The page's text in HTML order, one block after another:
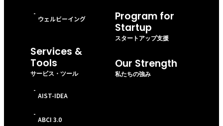
-
ウェルビーイング
Services &
Tools
サービス・ツール
-
AIST-IDEA
-
ABCI 3.0
Program for
Startup
スタートアップ支援
Our Strength
私たちの強み